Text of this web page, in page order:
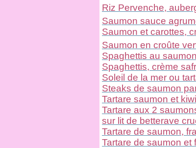
Riz Pervenche,
Saumon sauce
Saumon et carottes,
Saumon en croûte
Spaghettis au
Spaghettis, crème
Soleil de la mer ou
Steaks de saumon
Tartare saumon et
Tartare aux 2
sur lit de betterave
Tartare de saumon,
Tartare de saumon et